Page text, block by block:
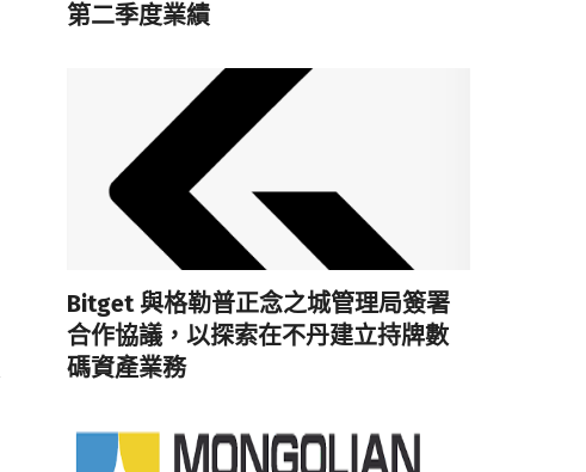
第二季度業績
Bitget 與格勒普正念之城管理局簽署
合作協議，以探索在不丹建立持牌數
碼資產業務